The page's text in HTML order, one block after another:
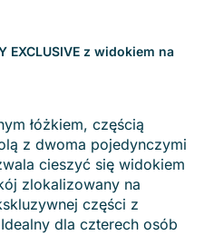
EXCLUSIVE z widokiem na
łóżkiem, częścią
z dwoma pojedynczymi
cieszyć się widokiem
zlokalizowany na
części z
dla czterech osób